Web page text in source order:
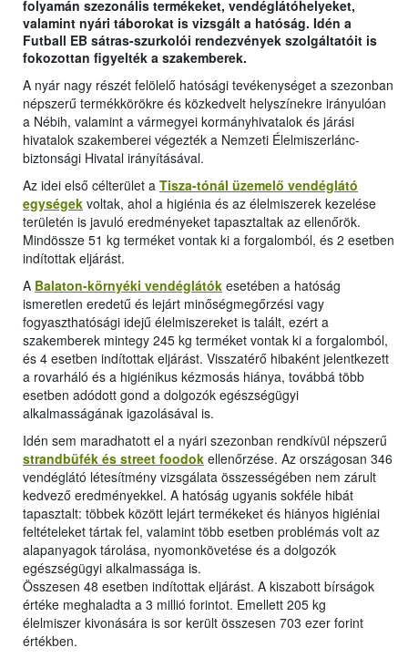
folyamán szezonális termékeket, vendéglátóhelyeket,
valamint nyári táborokat is vizsgált a hatóság. Idén a
Futball EB sátras-szurkolói rendezvények szolgáltatóit is
fokozottan figyelték a szakemberek.
A nyár nagy részét felölelő hatósági tevékenységet a szezonban
népszerű termékkörökre és közkedvelt helyszínekre irányulóan
a Nébih, valamint a vármegyei kormányhivatalok és járási
hivatalok szakemberei végezték a Nemzeti Élelmiszerlánc-
biztonsági Hivatal irányításával.
Az idei első célterület a Tisza-tónál üzemelő vendéglátó
egységek voltak, ahol a higiénia és az élelmiszerek kezelése
területén is javuló eredményeket tapasztaltak az ellenőrök.
Mindössze 51 kg terméket vontak ki a forgalomból, és 2 esetben
indítottak eljárást.
A Balaton-környéki vendéglátók esetében a hatóság
ismeretlen eredetű és lejárt minőségmegőrzési vagy
fogyaszthatósági idejű élelmiszereket is talált, ezért a
szakemberek mintegy 245 kg terméket vontak ki a forgalomból,
és 4 esetben indítottak eljárást. Visszatérő hibaként jelentkezett
a rovarháló és a higiénikus kézmosás hiánya, továbbá több
esetben adódott gond a dolgozók egészségügyi
alkalmasságának igazolásával is.
Idén sem maradhatott el a nyári szezonban rendkívül népszerű
strandbüfék és street foodok ellenőrzése. Az országosan 346
vendéglátó létesítmény vizsgálata összességében nem zárult
kedvező eredményekkel. A hatóság ugyanis sokféle hibát
tapasztalt: többek között lejárt termékeket és hiányos higiéniai
feltételeket tártak fel, valamint több esetben problémás volt az
alapanyagok tárolása, nyomonkövetése és a dolgozók
egészségügyi alkalmassága is.
Összesen 48 esetben indítottak eljárást. A kiszabott bírságok
értéke meghaladta a 3 millió forintot. Emellett 205 kg
élelmiszer kivonására is sor került összesen 703 ezer forint
értékben.